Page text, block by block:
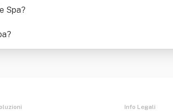
Spa?
?
Info Legali